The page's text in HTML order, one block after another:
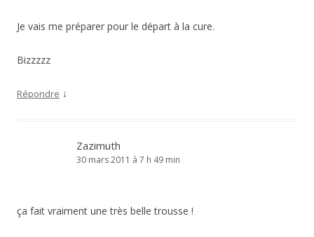
Je vais me préparer pour le départ à la cure.
Bizzzzz
Répondre ↓
Zazimuth
30 mars 2011 à 7 h 49 min
ça fait vraiment une très belle trousse !